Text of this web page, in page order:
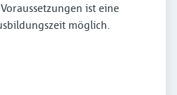
ist eine
möglich.